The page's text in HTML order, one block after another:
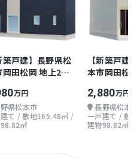
築戸建】長野県松
岡田松岡 地上2階
万円
県松本市
て / 敷地165.48㎡ /
㎡
【新築戸建
本市岡田松
2,880万円
長野県松本
一戸建て / 敷
建物98.82㎡